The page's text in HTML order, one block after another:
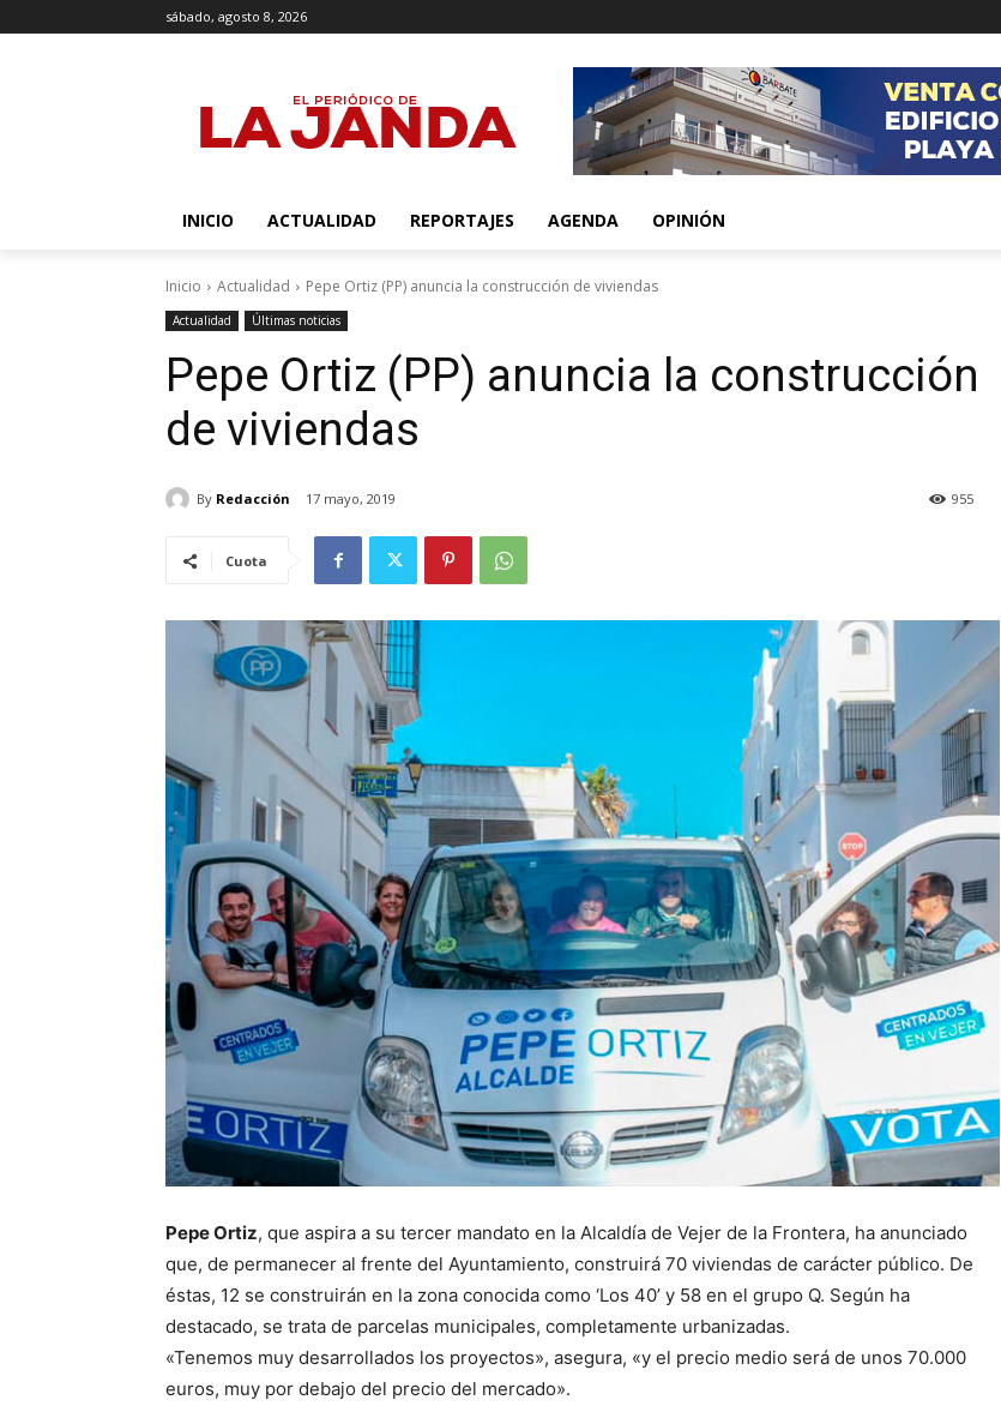
sábado, agosto 8, 2026
INICIO ACTUALIDAD REPORTAJES AGENDA OPINIÓN
Inicio Actualidad Pepe Ortiz (PP) anuncia la construcción de viviendas
Actualidad Últimas noticias
Pepe Ortiz (PP) anuncia la construcción
de viviendas
By Redacción 17 mayo, 2019 955
Cuota
Pepe Ortiz, que aspira a su tercer mandato en la Alcaldía de Vejer de la Frontera, ha anunciado
que, de permanecer al frente del Ayuntamiento, construirá 70 viviendas de carácter público. De
éstas, 12 se construirán en la zona conocida como ‘Los 40’ y 58 en el grupo Q. Según ha
destacado, se trata de parcelas municipales, completamente urbanizadas.
«Tenemos muy desarrollados los proyectos», asegura, «y el precio medio será de unos 70.000
euros, muy por debajo del precio del mercado».